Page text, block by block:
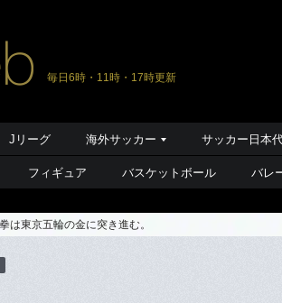
毎日6時・11時・17時更新
Jリーグ 海外サッカー サッカー日本
フィギュア バスケットボール バレ
は東京五輪の金に突き進む。